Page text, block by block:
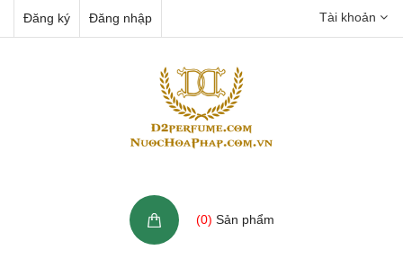
Đăng ký Đăng nhập Tài khoản
(0) Sản phẩm